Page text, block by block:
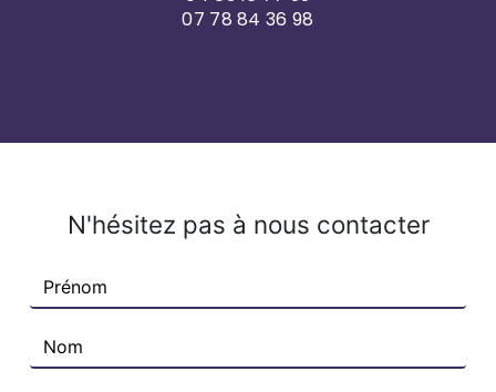
07 78 84 36 98
N'hésitez pas à nous contacter